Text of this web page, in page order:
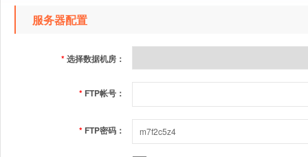
服务器配置
*选择数据机房：
* FTP帐号：
* FTP密码：